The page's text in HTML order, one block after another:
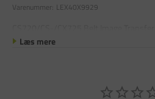
Varenummer: LEX40X9929
Læs mere